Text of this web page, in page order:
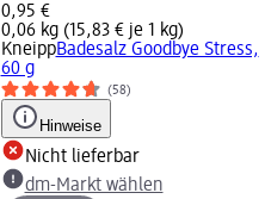
0,95 €
0,06 kg (15,83 € je 1 kg)
KneippBadesalz Goodbye Stress,
60 g
(58)
Hinweise
Nicht lieferbar
dm-Markt wählen